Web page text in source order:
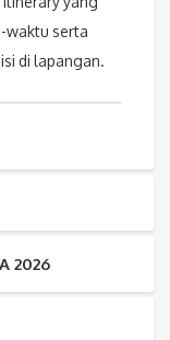
waktu serta
di lapangan.
2026